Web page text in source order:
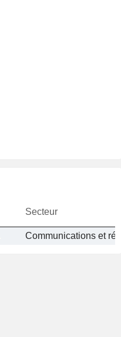
Secteur